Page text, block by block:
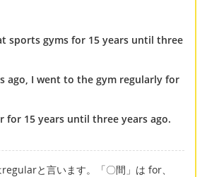
sports gyms for 15 years until three
ago, I went to the gym regularly for
for 15 years until three years ago.
と言います。「〇間」は for、